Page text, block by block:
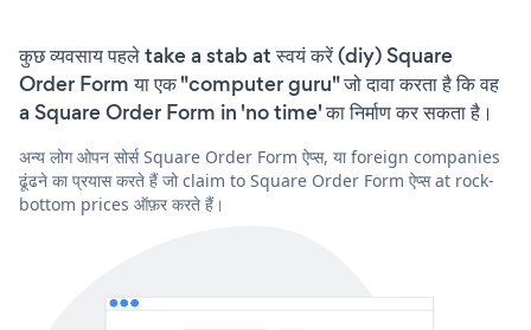
कुछ व्यवसाय पहले take a stab at स्वयं करें (diy) Square
Order Form या एक "computer guru" जो दावा करता है कि वह
a Square Order Form in 'no time' का निर्माण कर सकता है।
अन्य लोग ओपन सोर्स Square Order Form ऐप्स, या foreign companies
ढूंढने का प्रयास करते हैं जो claim to Square Order Form ऐप्स at rock-
bottom prices ऑफ़र करते हैं।